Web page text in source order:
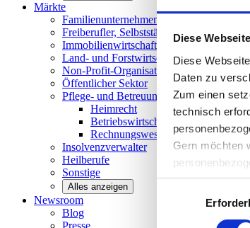
Diese
Diese
Daten zu
Zum einen
technisch
Gern möchten
Märkte
Familienunternehmen und
Freiberufler, Selbstständige und
Immobilienwirtschaft
Land- und Forstwirtschaft
Non-Profit-Organisationen
Öffentlicher Sektor
Pflege- und Betreuungseinrichtungen
Heimrecht
Betriebswirtschaftliche Beratung
Rechnungswesen/Controlling
Insolvenzverwalter
Heilberufe
Sonstige
Alles anzeigen
Newsroom
Blog